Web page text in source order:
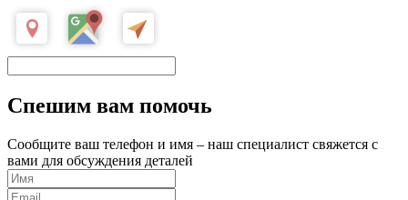
Спешим вам помочь
Сообщите ваш телефон и имя – наш специалист свяжется с
вами для обсуждения деталей